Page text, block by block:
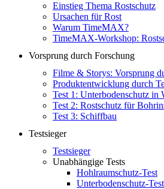
Einstieg Thema Rostschutz
Ursachen für Rost
Warum TimeMAX?
TimeMAX-Workshop:
Vorsprung durch Forschung
Filme & Storys: Vorsprung
Produktentwicklung durch
Test 1: Unterbodenschutz in
Test 2: Rostschutz für
Test 3: Schiffbau
Testsieger
Testsieger
Unabhängige Tests
Hohlraumschutz-Test
Unterbodenschutz-Test